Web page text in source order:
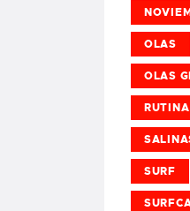
OLAS
OLAS
SURF